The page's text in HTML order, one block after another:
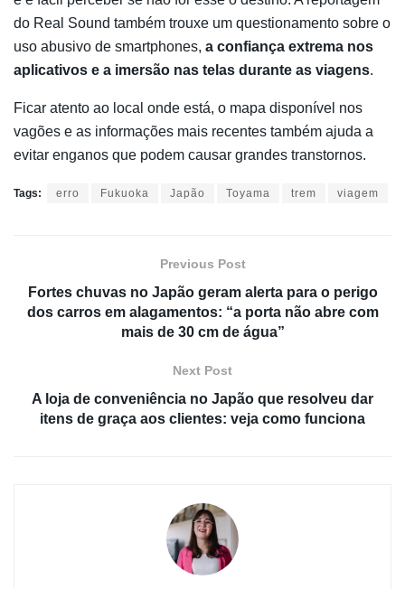
do Real Sound também trouxe um questionamento sobre o
uso abusivo de smartphones, a confiança extrema nos
aplicativos e a imersão nas telas durante as viagens.
Ficar atento ao local onde está, o mapa disponível nos
vagões e as informações mais recentes também ajuda a
evitar enganos que podem causar grandes transtornos.
Tags: erro Fukuoka Japão Toyama trem viagem
Previous Post
Fortes chuvas no Japão geram alerta para o perigo
dos carros em alagamentos: “a porta não abre com
mais de 30 cm de água”
Next Post
A loja de conveniência no Japão que resolveu dar
itens de graça aos clientes: veja como funciona